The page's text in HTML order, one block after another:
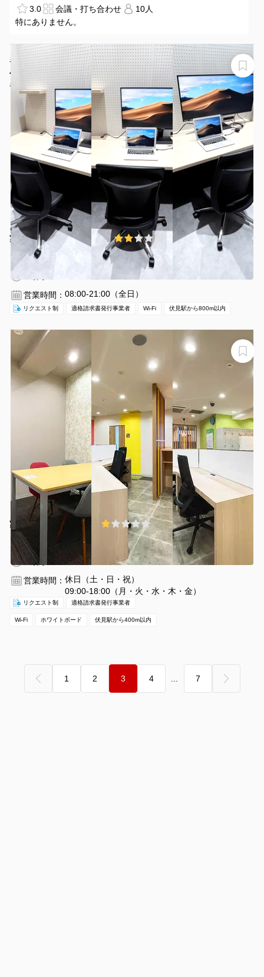
3.0 会議・打ち合わせ
10人
特にありません。
名古屋会議室 広小路本町 BOOTH 3（B1階）【栄駅徒歩
4分！最大1名・広小路本町ビルディング ホール&カンフ
ァレンス】
名古屋会議室 広小路本町 BOOTH 3
¥1089 〜 ¥1089 /時間 2.0 (1件)
伏見駅 徒歩7分
愛知県名古屋市中区栄3丁目1-1
営業時間： 08:00-21:00（全日）
リクエスト制 適格請求書発行事業者 Wi-Fi 伏見駅から800m以内
【名古屋 伏見駅徒歩1分】WEB会議にも使える！駅チカ
シェアオフィスの4名用会議室 #Wi-Fi #フリードリンク #
ホワイトボード #電源＃テレワーク
ビズコンフォート名古屋伏見
¥800 〜 ¥800 /時間 1.0 (2件)
伏見駅 徒歩3分
愛知県名古屋市中区栄2-2-1
1〜4名
1時間〜
営業時間： 休日（土・日・祝）
09:00-18:00（月・火・水・木・金）
リクエスト制 適格請求書発行事業者
Wi-Fi ホワイトボード 伏見駅から400m以内
1
2 3 4 7